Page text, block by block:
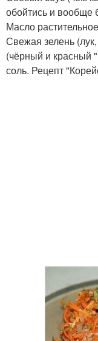
обойтись и вообще
Масло
Свежая зелень
(чёрный и красный
соль. Рецепт